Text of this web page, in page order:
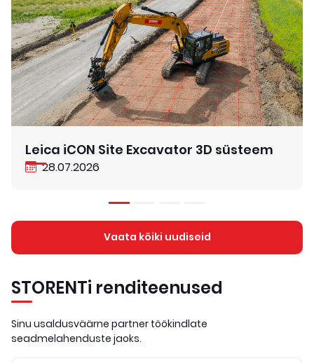
Leica iCON Site Excavator 3D süsteem
28.07.2026
Vaata kõiki uudiseid
STORENTi renditeenused
Sinu usaldusväärne partner töökindlate
seadmelahenduste jaoks.